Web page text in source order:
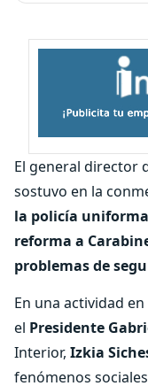
El general director
sostuvo en la
la policía
reforma a
problemas de
En una actividad
el Presidente
Interior, Izkia
fenómenos